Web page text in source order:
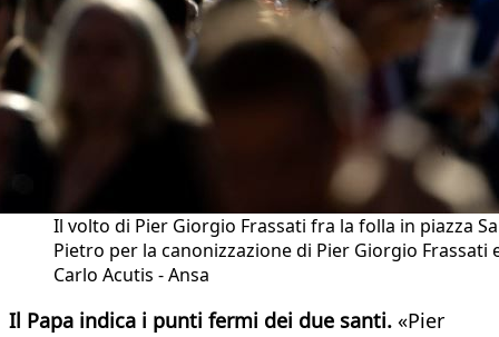
Il volto di Pier Giorgio Frassati fra la folla in piazza
Pietro per la canonizzazione di Pier Giorgio Frassati
Carlo Acutis - Ansa
Il Papa indica i punti fermi dei due santi. «Pier